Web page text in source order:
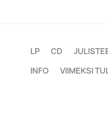
LP CD
INFO
VIIMEKSI